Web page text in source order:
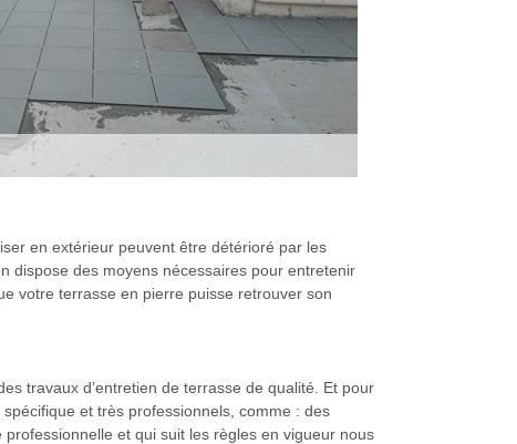
en extérieur peuvent être détérioré par les
dispose des moyens nécessaires pour entretenir
votre terrasse en pierre puisse retrouver son
travaux d’entretien de terrasse de qualité. Et pour
et très professionnels, comme : des
et qui suit les règles en vigueur nous